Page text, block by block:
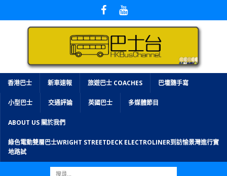
香港巴士 新車速報 旅遊巴士 COACHES 巴壇隨手寫
小型巴士 交通評論 英國巴士 多媒體節目
ABOUT US 關於我們
綠色電動雙層巴士WRIGHT STREETDECK ELECTROLINER到訪愉景灣進行實
地路試